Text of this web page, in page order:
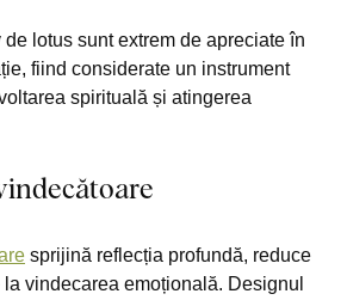
lotus sunt extrem de apreciate în
fiind considerate un instrument
spirituală și atingerea
sprijină reflecția profundă, reduce
vindecarea emoțională. Designul